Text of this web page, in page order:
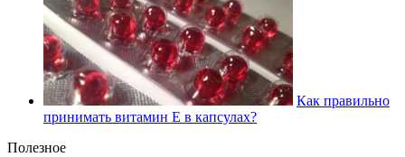
Как правильно
принимать витамин Е в капсулах?
Полезное